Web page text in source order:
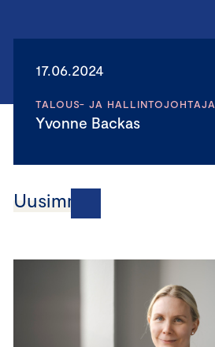
17.06.2024
TALOUS- JA HALLINTOJOHTAJA
Yvonne Backas
Uusimmat